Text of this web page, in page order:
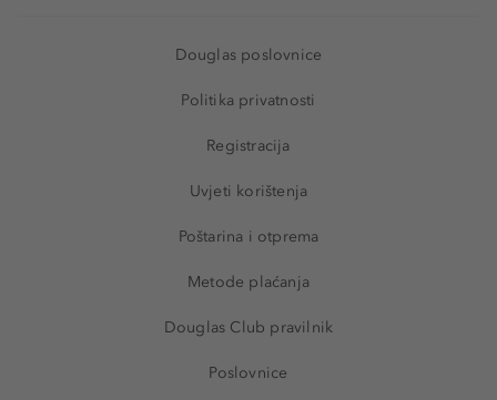
Douglas poslovnice
Politika privatnosti
Registracija
Uvjeti korištenja
Poštarina i otprema
Metode plaćanja
Douglas Club pravilnik
Poslovnice